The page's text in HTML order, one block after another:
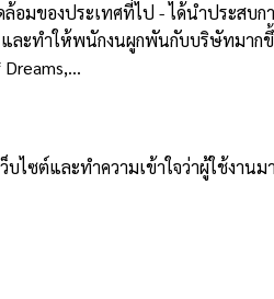
อมของประเทศที่ไป - ได้นำประสบ
ละทำให้พนักงนผูกพันกับบริษัทมาก
ไซต์และทำความเข้าใจว่าผู้ใช้งาน